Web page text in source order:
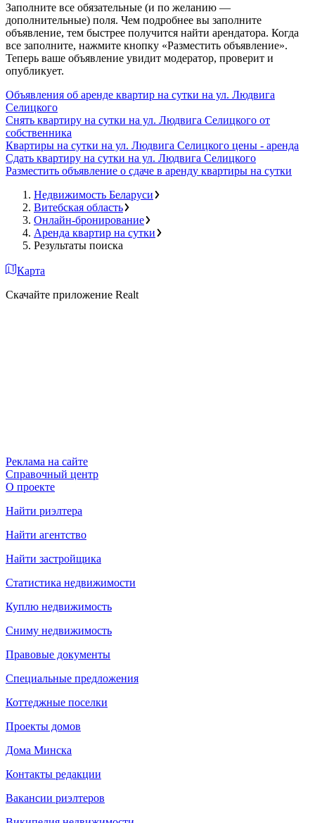
Заполните все обязательные (и по желанию —
дополнительные) поля. Чем подробнее вы заполните
объявление, тем быстрее получится найти арендатора. Когда
все заполните, нажмите кнопку «Разместить объявление».
Теперь ваше объявление увидит модератор, проверит и
опубликует.
Объявления об аренде квартир на сутки на ул. Людвига
Селицкого
Снять квартиру на сутки на ул. Людвига Селицкого от
собственника
Квартиры на сутки на ул. Людвига Селицкого цены - аренда
Сдать квартиру на сутки на ул. Людвига Селицкого
Разместить объявление о сдаче в аренду квартиры на сутки
Недвижимость Беларуси
Витебская область
Онлайн-бронирование
Аренда квартир на сутки
Результаты поиска
Карта
Скачайте приложение Realt
Реклама на сайте
Справочный центр
О проекте
Найти риэлтера
Найти агентство
Найти застройщика
Статистика недвижимости
Куплю недвижимость
Сниму недвижимость
Правовые документы
Специальные предложения
Коттеджные поселки
Проекты домов
Дома Минска
Контакты редакции
Вакансии риэлтеров